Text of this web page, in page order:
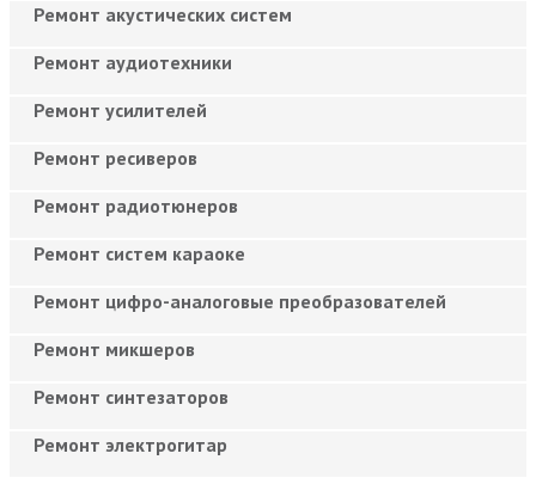
Ремонт акустических систем
Ремонт аудиотехники
Ремонт усилителей
Ремонт ресиверов
Ремонт радиотюнеров
Ремонт систем караоке
Ремонт цифро-аналоговые преобразователей
Ремонт микшеров
Ремонт синтезаторов
Ремонт электрогитар